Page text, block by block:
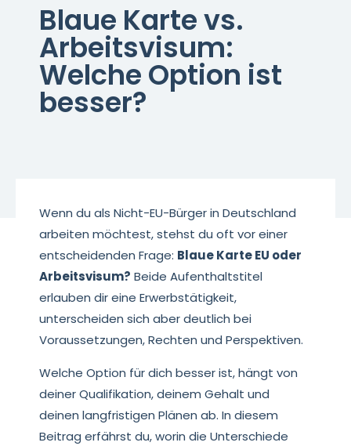
Blaue Karte vs.
Arbeitsvisum:
Welche Option ist
besser?
Wenn du als Nicht-EU-Bürger in Deutschland
arbeiten möchtest, stehst du oft vor einer
entscheidenden Frage: Blaue Karte EU oder
Arbeitsvisum? Beide Aufenthaltstitel
erlauben dir eine Erwerbstätigkeit,
unterscheiden sich aber deutlich bei
Voraussetzungen, Rechten und Perspektiven.
Welche Option für dich besser ist, hängt von
deiner Qualifikation, deinem Gehalt und
deinen langfristigen Plänen ab. In diesem
Beitrag erfährst du, worin die Unterschiede